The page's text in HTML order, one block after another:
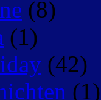
(8)
(1)
(42)
(1)